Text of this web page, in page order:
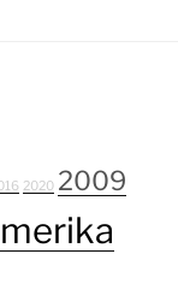
2020 2009